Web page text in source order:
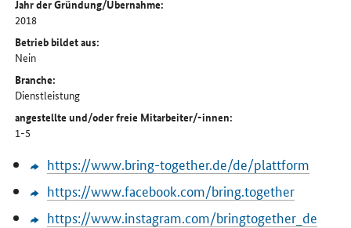
Jahr der Gründung/Übernahme:
2018
Betrieb bildet aus:
Nein
Branche:
Dienstleistung
angestellte und/oder freie Mitarbeiter/-innen:
1-5
https://www.bring-together.de/de/plattform
https://www.facebook.com/bring.together
https://www.instagram.com/bringtogether_de